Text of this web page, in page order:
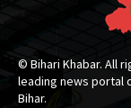
© Bihari Khabar. All
leading news portal
Bihar.